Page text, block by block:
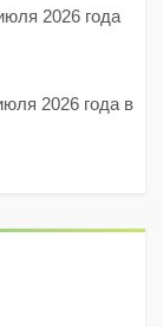
2026 года
2026 года в